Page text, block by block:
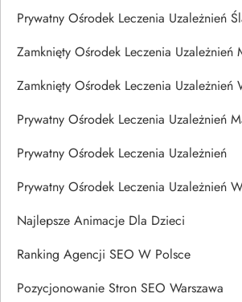
Prywatny Ośrodek Leczenia Uzależnień
Zamknięty Ośrodek Leczenia Uzależnień
Zamknięty Ośrodek Leczenia Uzależnień
Prywatny Ośrodek Leczenia Uzależnień
Prywatny Ośrodek Leczenia Uzależnień
Prywatny Ośrodek Leczenia Uzależnień
Najlepsze Animacje Dla Dzieci
Ranking Agencji SEO W Polsce
Pozycjonowanie Stron SEO Warszawa